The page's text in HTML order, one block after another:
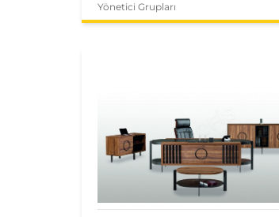
Yönetici Grupları